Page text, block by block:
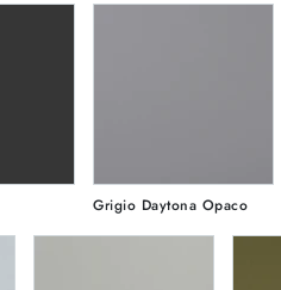
Grigio Daytona Opaco